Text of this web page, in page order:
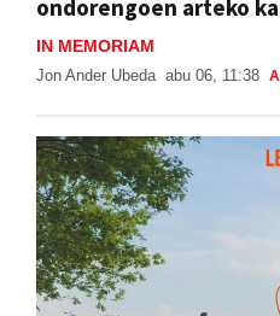
ondorengoen arteko
IN MEMORIAM
Jon Ander Ubeda abu 06, 11:38